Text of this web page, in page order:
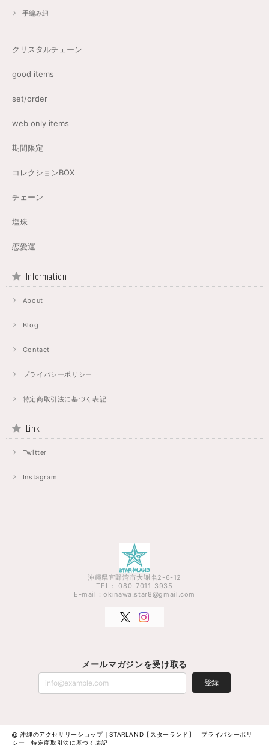
手編み紐
クリスタルチェーン
good items
set/order
web only items
期間限定
コレクションBOX
チェーン
塩珠
恋愛運
Information
About
Blog
Contact
プライバシーポリシー
特定商取引法に基づく表記
Link
Twitter
Instagram
沖縄県宜野湾市大謝名2-6-12
TEL： 080-7011-3935
E-mail：okinawa.star8@gmail.com
メールマガジンを受け取る
登録
沖縄のアクセサリーショップ｜STARLAND【スターランド】 | プライバシーポリ
シー
|特定商取引法に基づく表記